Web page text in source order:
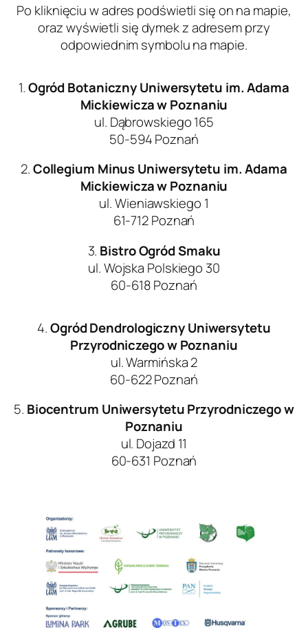
Po kliknięciu w adres podświetli się on na mapie,
oraz wyświetli się dymek z adresem przy
odpowiednim symbolu na mapie.
1.Ogród Botaniczny Uniwersytetu im. Adama
Mickiewicza w Poznaniu
ul. Dąbrowskiego 165
50-594 Poznań
2.Collegium MinusUniwersytetu im. Adama
Mickiewicza w Poznaniu
ul. Wieniawskiego 1
61-712 Poznań
3. Bistro Ogród Smaku
ul. Wojska Polskiego 30
60-618 Poznań
4.Ogród Dendrologiczny Uniwersytetu
Przyrodniczego w Poznaniu
ul. Warmińska 2
60-622 Poznań
5. Biocentrum Uniwersytetu Przyrodniczego w
Poznaniu
ul. Dojazd 11
60-631 Poznań